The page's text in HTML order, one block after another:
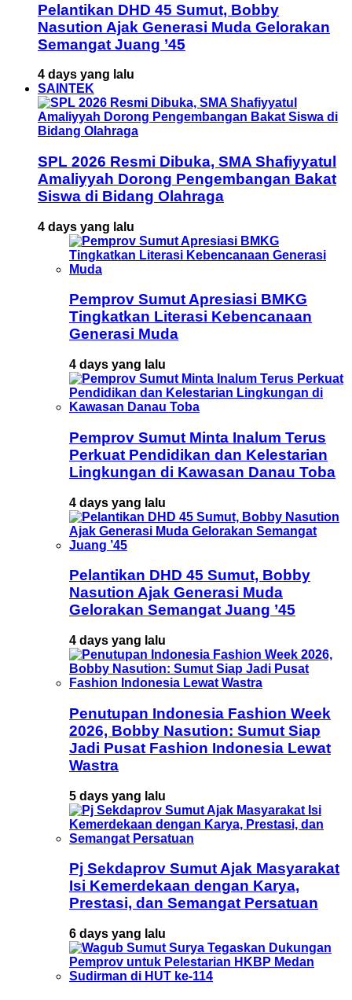
Pelantikan DHD 45 Sumut, Bobby
Nasution Ajak Generasi Muda Gelorakan
Semangat Juang ’45
4 days yang lalu
SAINTEK
SPL 2026 Resmi Dibuka, SMA Shafiyyatul
Amaliyyah Dorong Pengembangan Bakat
Siswa di Bidang Olahraga
4 days yang lalu
Pemprov Sumut Apresiasi BMKG
Tingkatkan Literasi Kebencanaan
Generasi Muda
4 days yang lalu
Pemprov Sumut Minta Inalum Terus
Perkuat Pendidikan dan Kelestarian
Lingkungan di Kawasan Danau Toba
4 days yang lalu
Pelantikan DHD 45 Sumut, Bobby
Nasution Ajak Generasi Muda
Gelorakan Semangat Juang ’45
4 days yang lalu
Penutupan Indonesia Fashion Week
2026, Bobby Nasution: Sumut Siap
Jadi Pusat Fashion Indonesia Lewat
Wastra
5 days yang lalu
Pj Sekdaprov Sumut Ajak Masyarakat
Isi Kemerdekaan dengan Karya,
Prestasi, dan Semangat Persatuan
6 days yang lalu